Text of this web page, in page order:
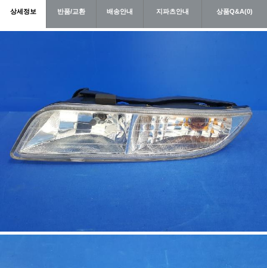
상세정보 반품/교환 배송안내 지파츠안내 상품Q&A(0)